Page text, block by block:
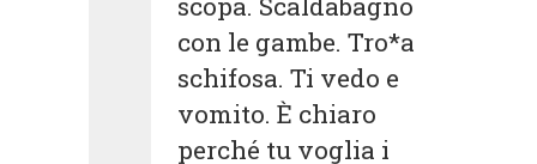
con le gambe. Tro*a
schifosa. Ti vedo e
vomito. È chiaro
perché tu voglia i